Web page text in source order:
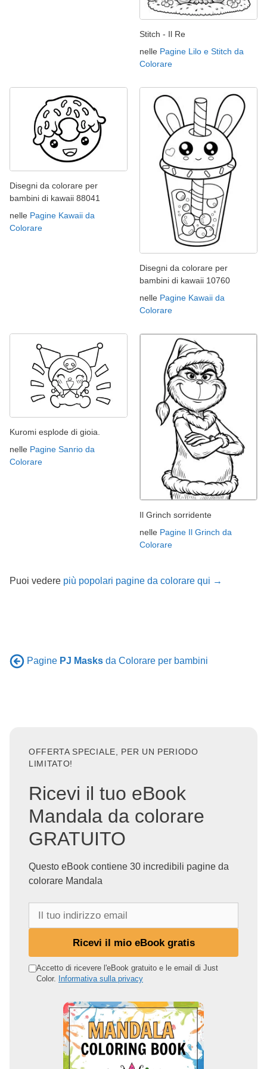
Stitch - Il Re
nelle Pagine Lilo e Stitch da
Colorare
Disegni da colorare per
bambini di kawaii 88041
nelle Pagine Kawaii da
Colorare
Disegni da colorare per
bambini di kawaii 10760
nelle Pagine Kawaii da
Colorare
Kuromi esplode di gioia.
nelle Pagine Sanrio da
Colorare
Il Grinch sorridente
nelle Pagine Il Grinch da
Colorare
Puoi vedere più popolari pagine da colorare qui →
Pagine PJ Masks da Colorare per bambini
OFFERTA SPECIALE, PER UN PERIODO
LIMITATO!
Ricevi il tuo eBook
Mandala da colorare
GRATUITO
Questo eBook contiene 30 incredibili pagine da
colorare Mandala
o
Ricevi il mio eBook gratis
Accetto di ricevere l'eBook gratuito e le email di Just
Color.
Informativa sulla privacy